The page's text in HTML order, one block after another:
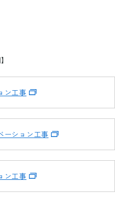
ン工事
ション工事
ン工事